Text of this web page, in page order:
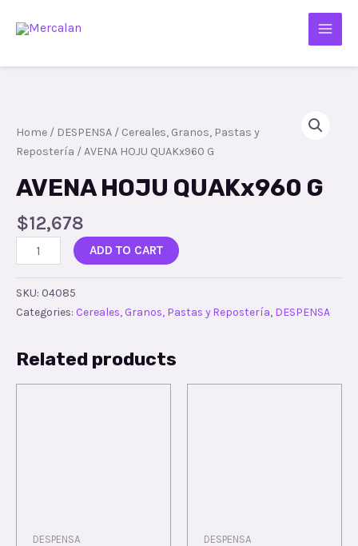
Home / DESPENSA / Cereales, Granos, Pastas y
Repostería / AVENA HOJU QUAKx960 G
AVENA HOJU QUAKx960 G
$12,678
ADD TO CART
SKU: 04085
Categories: Cereales, Granos, Pastas y Repostería, DESPENSA
Related products
DESPENSA DESPENSA